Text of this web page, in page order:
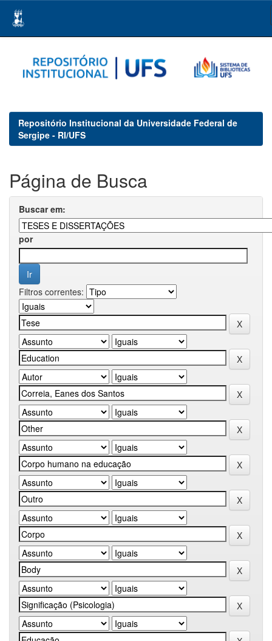
navigation
Repositório Institucional da Universidade Federal de
Sergipe - RI/UFS
Página de Busca
Buscar em:
por
Filtros correntes: